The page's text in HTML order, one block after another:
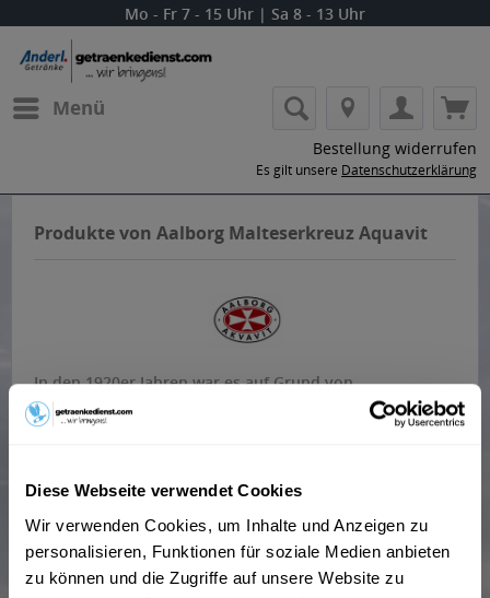
Diese Webseite verwendet Cookies
Wir verwenden Cookies, um Inhalte und Anzeigen zu
personalisieren, Funktionen für soziale Medien anbieten
zu können und die Zugriffe auf unsere Website zu
Mo - Fr 7 - 15 Uhr | Sa 8 - 13 Uhr
Menü
Bestellung widerrufen
Es gilt unsere Datenschutzerklärung
Produkte von Aalborg Malteserkreuz Aquavit
In den 1920er Jahren war es auf Grund von
Zollbestimmungen fast unmöglich den Aalborg Akvavit
nach Deutschland zu importieren, weshalb das
herzustellen. 1924 verließ er erste Malteserkreuz
wechselten, von 1972 bis 2011 war es Buxtehude, dann
wurde diese Produktionsstätte geschlossen. Die
Herstellung wurde erst nach Dänemark und dann nach